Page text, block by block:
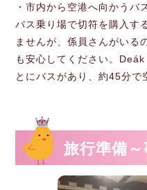
・市内から空港へ向かうバ
バス乗り場で切符を購入す
ませんが、係員さんがいる
も安心してください。
とにバスがあり、約45分で
旅行準備